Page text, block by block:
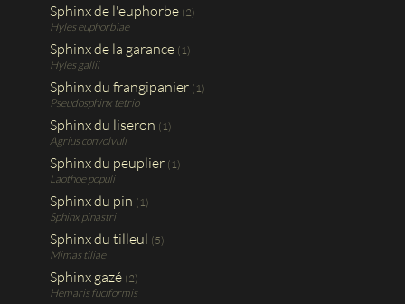
Sphinx de l'euphorbe (2)
Hyles euphorbiae
Sphinx de la garance (1)
Hyles gallii
Sphinx du frangipanier (1)
Pseudosphinx tetrio
Sphinx du liseron (1)
Agrius convolvuli
Sphinx du peuplier (1)
Laothoe populi
Sphinx du pin (1)
Sphinx pinastri
Sphinx du tilleul (5)
Mimas tiliae
Sphinx gazé (2)
Hemaris fuciformis